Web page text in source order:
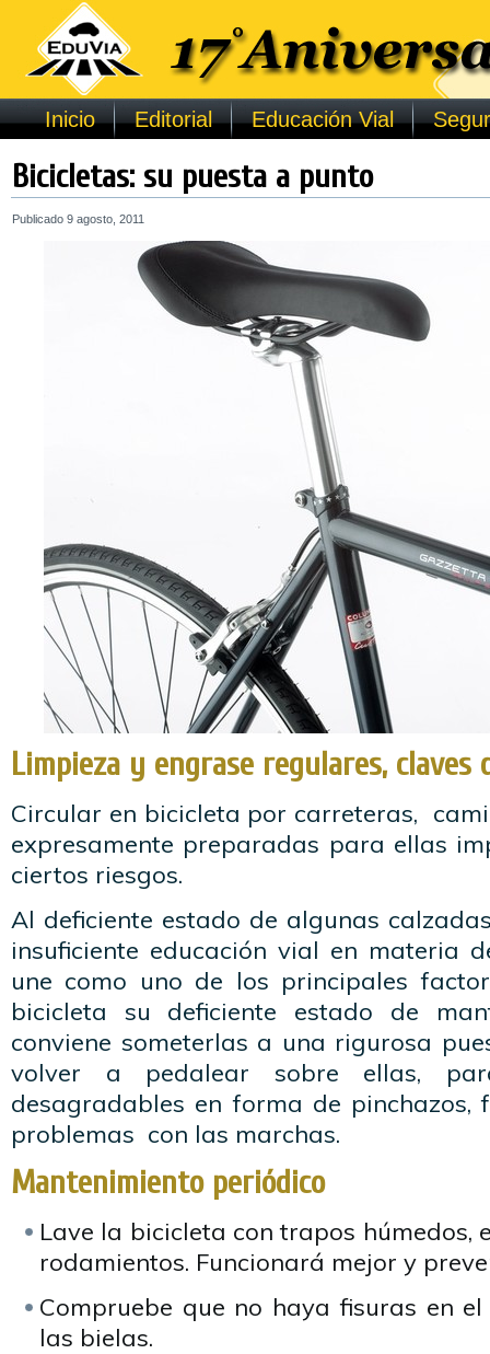
Inicio Editorial Educación Vial
Bicicletas: su puesta a punto
Publicado 9 agosto, 2011
Limpieza y engrase regulares,
Circular en bicicleta por carreteras,
expresamente preparadas para ellas
ciertos riesgos.
Al deficiente estado de algunas
insuficiente educación vial en materia
une como uno de los principales
bicicleta su deficiente estado de
conviene someterlas a una rigurosa
volver a pedalear sobre ellas,
desagradables en forma de pinchazos,
problemas con las marchas.
Mantenimiento periódico
Lave la bicicleta con trapos húmedos,
rodamientos. Funcionará mejor y
Compruebe que no haya fisuras en
las bielas.